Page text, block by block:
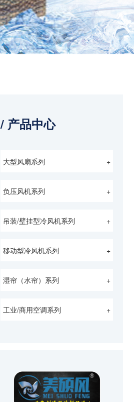
/ 产品中心
大型风扇系列 +
负压风机系列 +
吊装/壁挂型冷风机系列 +
移动型冷风机系列 +
湿帘（水帘）系列 +
工业/商用空调系列 +